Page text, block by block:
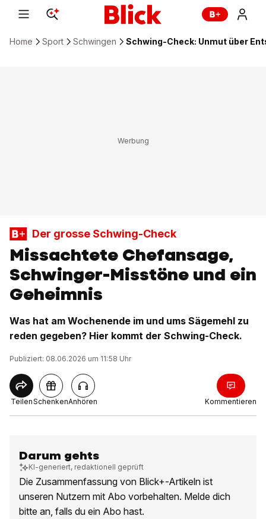
Home Sport Schwingen Schwing-Check: Unmut über
Der grosse Schwing-Check
Missachtete Chefansage,
Schwinger-Misstöne und ein
Geheimnis
Was hat am Wochenende im und ums Sägemehl zu
reden gegeben? Hier kommt der Schwing-Check.
Publiziert: 08.06.2026 um 11:58 Uhr
TeilenSchenkenAnhören Kommentieren
Darum gehts
KI-generiert, redaktionell geprüft
Die Zusammenfassung von Blick+-Artikeln ist
unseren Nutzern mit Abo vorbehalten. Melde dich
bitte an, falls du ein Abo hast.